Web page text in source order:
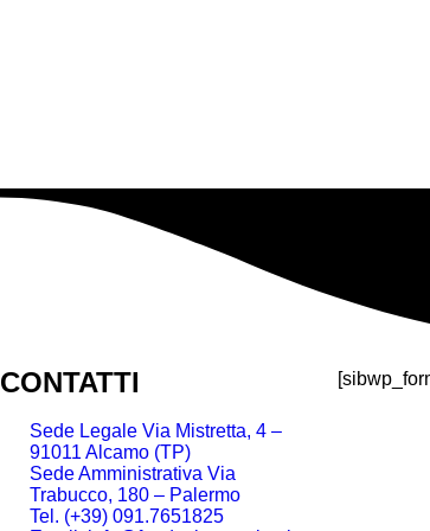
CONTATTI
Sede Legale Via Mistretta, 4 –
91011 Alcamo (TP)
Sede Amministrativa Via
Trabucco, 180 – Palermo
Tel. (+39) 091.7651825